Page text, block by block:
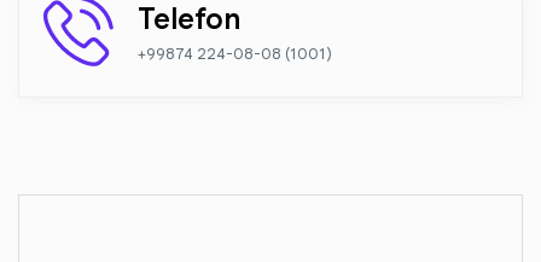
Telefon
+99874 224-08-08 (1001)